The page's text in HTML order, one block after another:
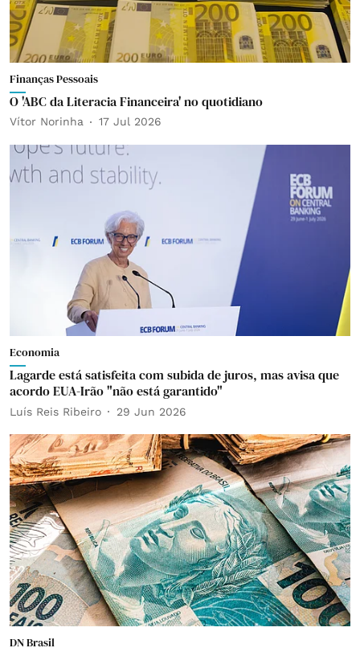
Finanças Pessoais
O 'ABC da Literacia Financeira' no quotidiano
Vítor Norinha 17 Jul 2026
Economia
Lagarde está satisfeita com subida de juros, mas avisa que
acordo EUA-Irão "não está garantido"
Luís Reis Ribeiro 29 Jun 2026
DN Brasil